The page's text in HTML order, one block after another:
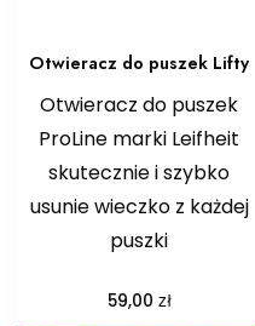
Otwieracz do puszek Lifty
Otwieracz do puszek
ProLine marki Leifheit
skutecznie i szybko
usunie wieczko z każdej
puszki
59,00 zł